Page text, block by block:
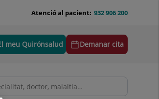
932 906 200
Atenció al pacient:
meu Quirónsalud Demanar cita